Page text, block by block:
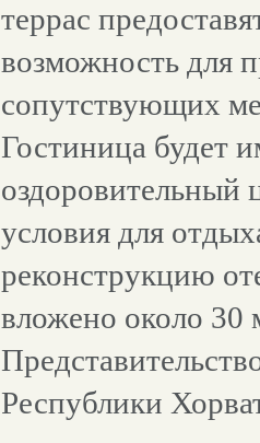
террас
возможность для
сопутствующих
Гостиница будет
оздоровительный
условия для
реконструкцию
вложено около 30
Республики